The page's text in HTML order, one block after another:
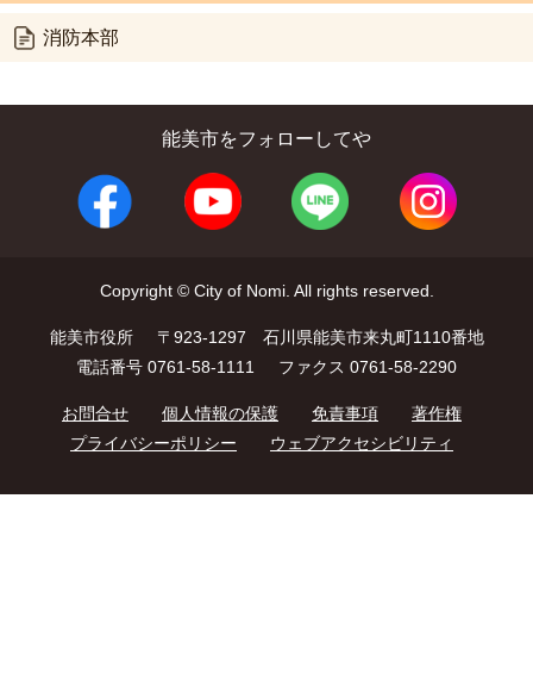
消防本部
能美市をフォローしてや
Copyright © City of Nomi. All rights reserved.
能美市役所
〒923-1297 石川県能美市来丸町1110番地
電話番号 0761-58-1111
ファクス 0761-58-2290
お問合せ 個人情報の保護 免責事項
著作権
プライバシーポリシー
ウェブアクセシビリティ